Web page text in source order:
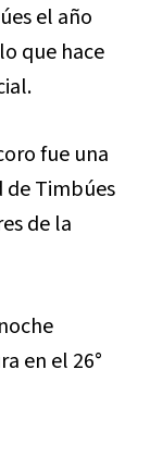
el año
que hace
fue una
Timbúes
de la
en el 26°